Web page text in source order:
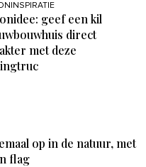
geef een kil
direct
met deze
op in de natuur, met
flag